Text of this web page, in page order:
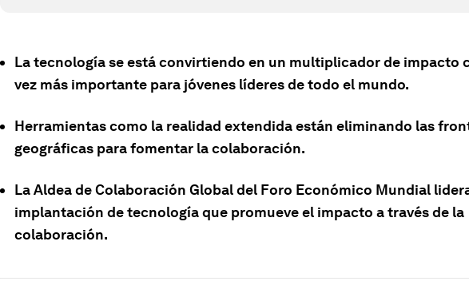
La tecnología se está convirtiendo en un multiplicador de impacto
vez más importante para jóvenes líderes de todo el mundo.
Herramientas como la realidad extendida están eliminando las
geográficas para fomentar la colaboración.
La Aldea de Colaboración Global del Foro Económico Mundial
implantación de tecnología que promueve el impacto a través de la
colaboración.